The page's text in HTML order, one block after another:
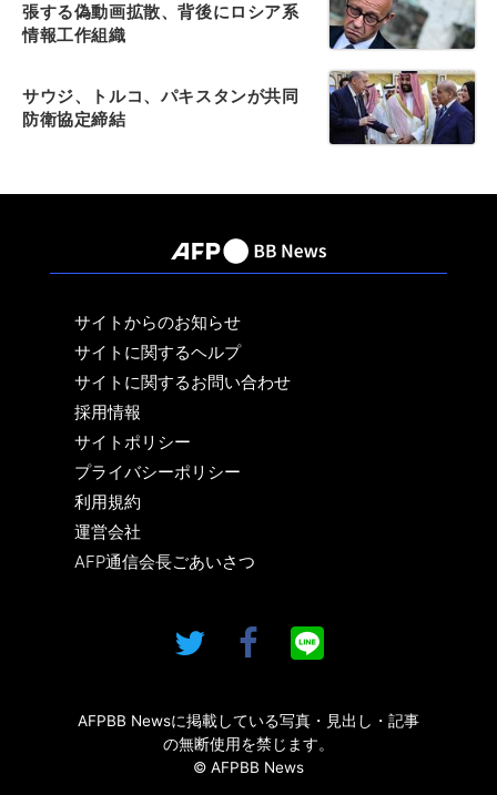
張する偽動画拡散、背後にロシア系
情報工作組織
サウジ、トルコ、パキスタンが共同
防衛協定締結
サイトからのお知らせ
サイトに関するヘルプ
サイトに関するお問い合わせ
採用情報
サイトポリシー
プライバシーポリシー
利用規約
運営会社
AFP通信会長ごあいさつ
AFPBB Newsに掲載している写真・見出し・記事
の無断使用を禁じます。
© AFPBB News